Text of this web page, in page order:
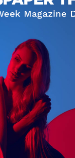
News Week
Magazine PRO